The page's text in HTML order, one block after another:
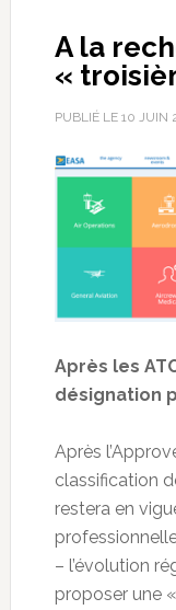
A la
«
PUBLIÉ LE 10 JUIN
Après les
désignation
Après
classification
restera en
– l’évolution
proposer une